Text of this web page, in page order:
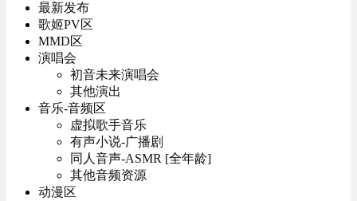
最新发布
歌姬PV区
MMD区
演唱会
初音未来演唱会
其他演出
音乐-音频区
虚拟歌手音乐
有声小说-广播剧
同人音声-ASMR [全年龄]
其他音频资源
动漫区